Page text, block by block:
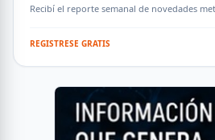
Recibí el reporte semanal de novedades
REGISTRESE GRATIS